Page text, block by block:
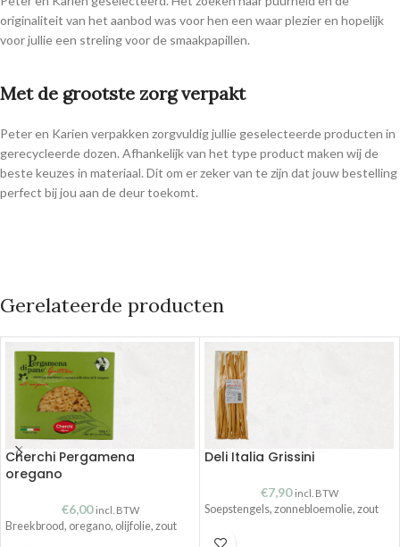
originaliteit van het aanbod was voor hen een waar plezier en hopelijk
voor jullie een streling voor de smaakpapillen.
Met de grootste zorg verpakt
Peter en Karien verpakken zorgvuldig jullie geselecteerde producten in
gerecycleerde dozen. Afhankelijk van het type product maken wij de
beste keuzes in materiaal. Dit om er zeker van te zijn dat jouw bestelling
perfect bij jou aan de deur toekomt.
Gerelateerde producten
Cherchi Pergamena
oregano
€6,00 incl. BTW
Breekbrood, oregano, olijfolie, zout
Deli Italia Grissini
€7,90 incl. BTW
Soepstengels, zonnebloemolie, zout